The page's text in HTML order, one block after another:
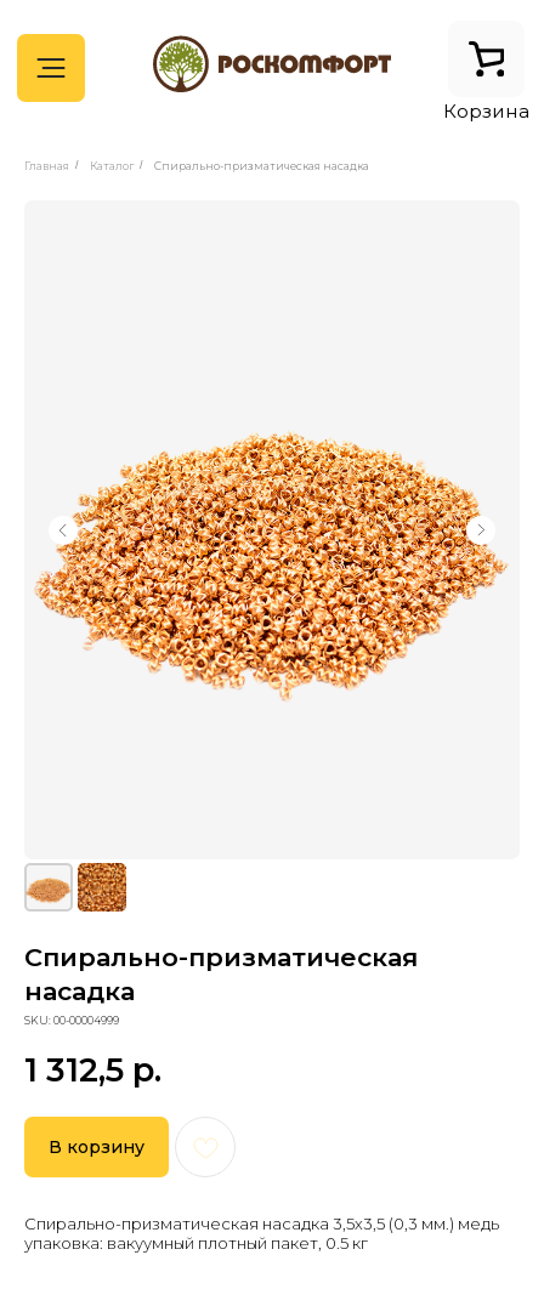
Корзина
Главная / Каталог / Спирально-призматическая насадка
Спирально-призматическая
насадка
SKU:00-00004999
1 312,5 р.
В корзину
Спирально-призматическая насадка 3,5х3,5 (0,3 мм.) медь
упаковка: вакуумный плотный пакет, 0.5 кг
Сопутствующие товары